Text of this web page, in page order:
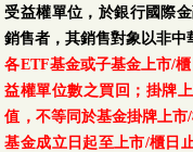
受益權單位，於銀行國際
銷售者，其銷售對象以非中
各ETF基金或子基金上市/
益權單位數之買回；掛牌
值，不等同於基金掛牌上
基金成立日起至上市/櫃日